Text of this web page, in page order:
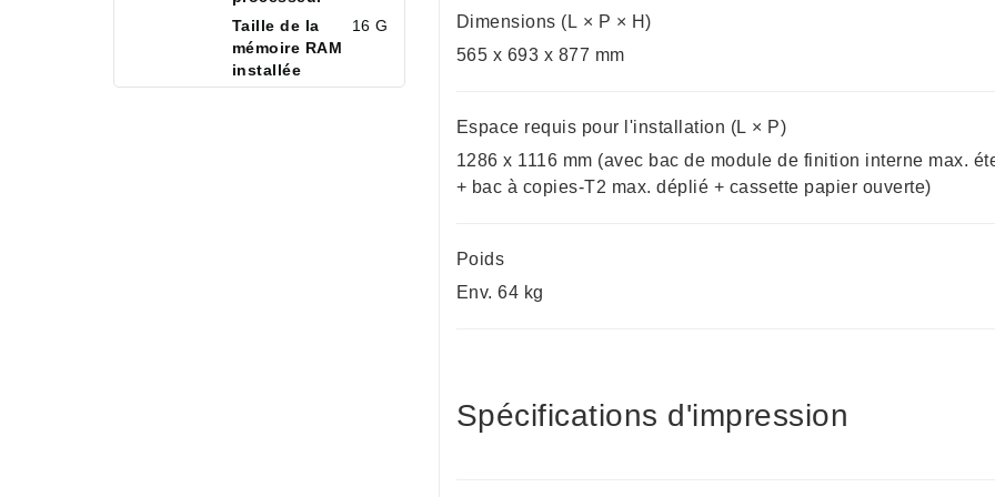
Taille de la
mémoire RAM
installée
16 GB
Dimensions (L × P × H)
565 x 693 x 877 mm
Espace requis pour l'installation (L × P)
1286 x 1116 mm (avec bac de module de finition interne max.
+ bac à copies-T2 max. déplié + cassette papier ouverte)
Poids
Env. 64 kg
Spécifications d'impression